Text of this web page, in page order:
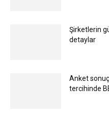
Şirketlerin
detaylar
Anket
tercihinde